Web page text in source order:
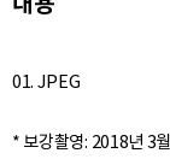
01. JPEG